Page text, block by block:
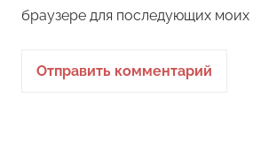
браузере для последующих